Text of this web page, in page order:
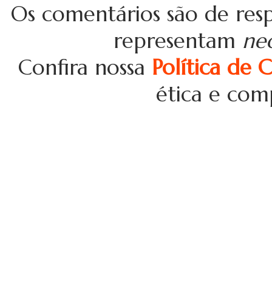
Os comentários são de
representam
Confira nossa Política de
ética e